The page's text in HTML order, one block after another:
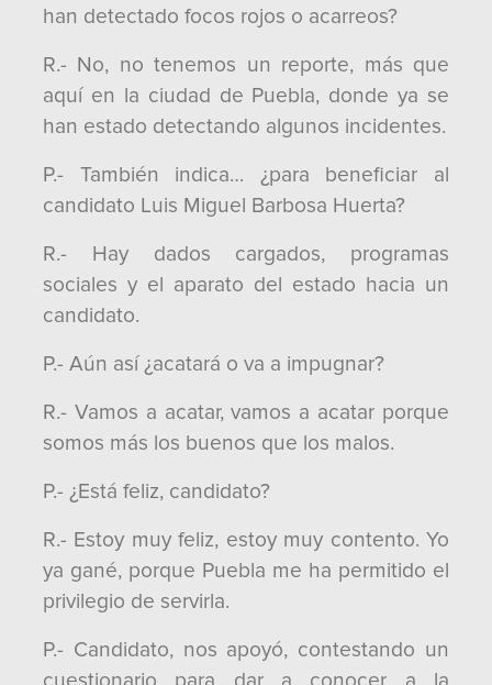
han detectado focos rojos o acarreos?
R.- No, no tenemos un reporte, más que
aquí en la ciudad de Puebla, donde ya se
han estado detectando algunos incidentes.
P.- También indica… ¿para beneficiar al
candidato Luis Miguel Barbosa Huerta?
R.- Hay dados cargados, programas
sociales y el aparato del estado hacia un
candidato.
P.- Aún así ¿acatará o va a impugnar?
R.- Vamos a acatar, vamos a acatar porque
somos más los buenos que los malos.
P.- ¿Está feliz, candidato?
R.- Estoy muy feliz, estoy muy contento. Yo
ya gané, porque Puebla me ha permitido el
privilegio de servirla.
P.- Candidato, nos apoyó, contestando un